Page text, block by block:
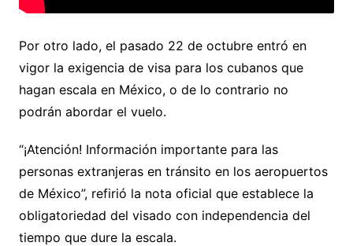
Por otro lado, el pasado 22 de octubre entró en
vigor la exigencia de visa para los cubanos que
hagan escala en México, o de lo contrario no
podrán abordar el vuelo.
“¡Atención! Información importante para las
personas extranjeras en tránsito en los aeropuertos
de México”, refirió la nota oficial que establece la
obligatoriedad del visado con independencia del
tiempo que dure la escala.